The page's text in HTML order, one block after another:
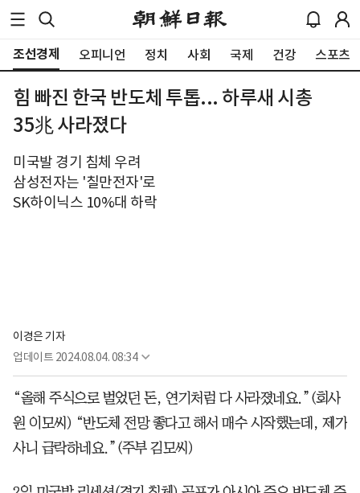
조선경제 오피니언 정치 사회 국제 건강 스포츠
힘 빠진 한국 반도체 투톱... 하루새 시총
35兆 사라졌다
미국발 경기 침체 우려
삼성전자는 '칠만전자'로
SK하이닉스 10%대 하락
이경은 기자
업데이트 2024.08.04. 08:34
“올해 주식으로 벌었던 돈, 연기처럼 다 사라졌네요.”(회사
원 이모씨) “반도체 전망 좋다고 해서 매수 시작했는데, 제가
사니 급락하네요.”(주부 김모씨)